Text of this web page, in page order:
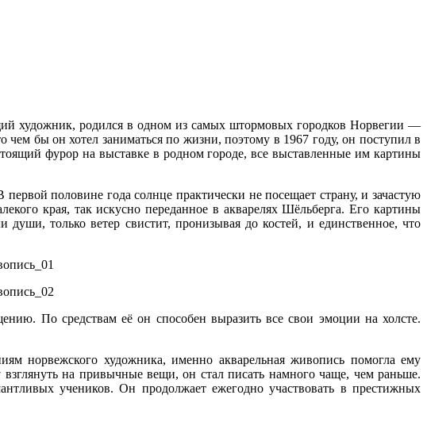
художник, родился в одном из самых штормовых городков Норвегии —
бы он хотел заниматься по жизни, поэтому в 1967 году, он поступил в
фурор на выставке в родном городе, все выставленные им картины
половине года солнце практически не посещает страну, и зачастую
края, так искусно переданное в акварелях Шёльберга. Его картины
только ветер свистит, пронизывая до костей, и единственное, что
По средствам её он способен выразить все свои эмоции на холсте.
норвежского художника, именно акварельная живопись помогла ему
на привычные вещи, он стал писать намного чаще, чем раньше.
учеников. Он продолжает ежегодно участвовать в престижных